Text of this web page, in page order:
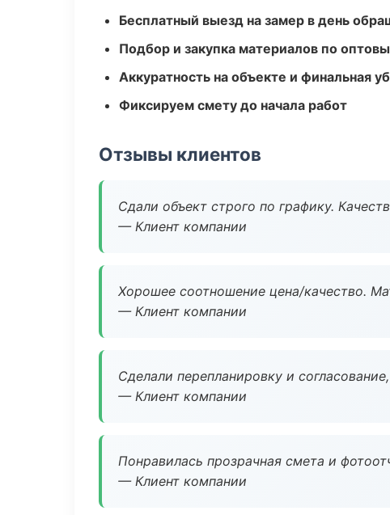
Бесплатный выезд на замер в день
Подбор и закупка материалов по
Аккуратность на объекте и финальная
Фиксируем смету до начала работ
Отзывы клиентов
Сдали объект строго по графику.
— Клиент компании
Хорошее соотношение цена/качество.
— Клиент компании
Сделали перепланировку и
— Клиент компании
Понравилась прозрачная смета и
— Клиент компании